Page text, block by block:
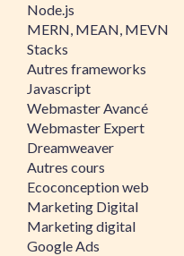
Node.js
MERN, MEAN, MEVN
Stacks
Autres frameworks
Javascript
Webmaster Avancé
Webmaster Expert
Dreamweaver
Autres cours
Ecoconception web
Marketing Digital
Marketing digital
Google Ads